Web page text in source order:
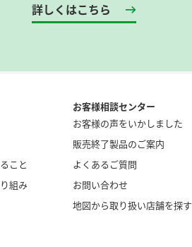
詳しくはこちら
こと
組み
お客様相談センター
お客様の声をいかしました
販売終了製品のご案内
よくあるご質問
お問い合わせ
地図から取り扱い店舗を探す